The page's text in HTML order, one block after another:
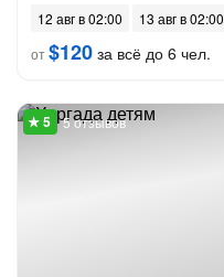
12 авг в 02:00
13 авг в 02:00
от$120 за всё до 6 чел.
5 отзывов